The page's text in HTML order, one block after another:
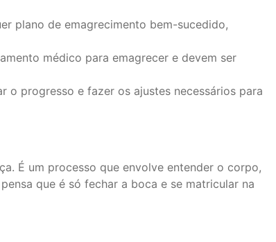
plano de emagrecimento bem-sucedido,
médico para emagrecer e devem ser
o progresso e fazer os ajustes necessários para
É um processo que envolve entender o corpo,
que é só fechar a boca e se matricular na